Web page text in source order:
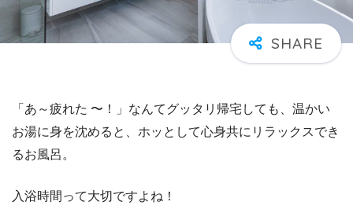
「あ～疲れた 〜！」なんてグッタリ帰宅しても、温かい
お湯に身を沈めると、ホッとして心身共にリラックスでき
るお風呂。
入浴時間って大切ですよね！